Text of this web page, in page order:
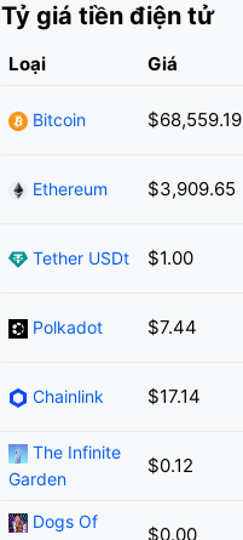
Tỷ giá tiền điện tử
Loại Giá
Bitcoin $68,559.19
Ethereum $3,909.65
Tether USDt $1.00
Polkadot $7.44
Chainlink $17.14
The Infinite
Garden
$0.12
Dogs Of
$0.00